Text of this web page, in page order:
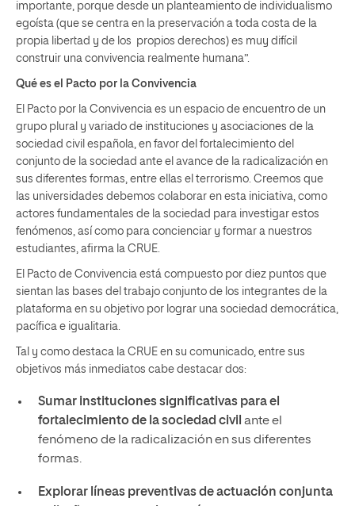
importante, porque desde un planteamiento de individualismo
egoísta (que se centra en la preservación a toda costa de la
propia libertad y de los propios derechos) es muy difícil
construir una convivencia realmente humana”.
Qué es el Pacto por la Convivencia
El Pacto por la Convivencia es un espacio de encuentro de un
grupo plural y variado de instituciones y asociaciones de la
sociedad civil española, en favor del fortalecimiento del
conjunto de la sociedad ante el avance de la radicalización en
sus diferentes formas, entre ellas el terrorismo. Creemos que
las universidades debemos colaborar en esta iniciativa, como
actores fundamentales de la sociedad para investigar estos
fenómenos, así como para concienciar y formar a nuestros
estudiantes, afirma la CRUE.
El Pacto de Convivencia está compuesto por diez puntos que
sientan las bases del trabajo conjunto de los integrantes de la
plataforma en su objetivo por lograr una sociedad democrática,
pacífica e igualitaria.
Tal y como destaca la CRUE en su comunicado, entre sus
objetivos más inmediatos cabe destacar dos:
Sumar instituciones significativas para el
fortalecimiento de la sociedad civil ante el
fenómeno de la radicalización en sus diferentes
formas.
Explorar líneas preventivas de actuación conjunta